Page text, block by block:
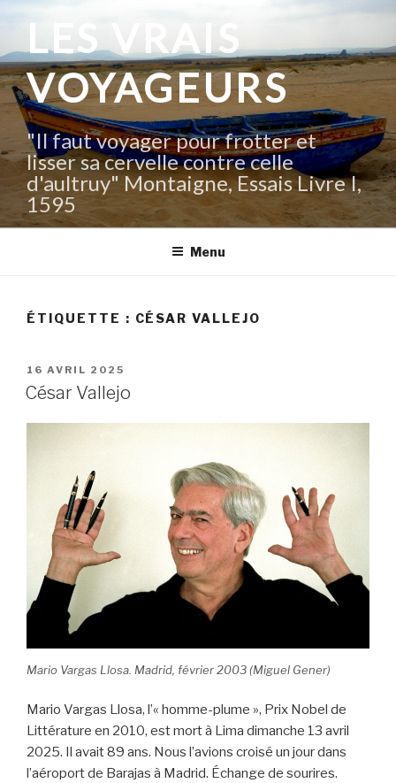
contenu
principal
LES VRAIS
VOYAGEURS
"Il faut voyager pour frotter et
lisser sa cervelle contre celle
d'aultruy" Montaigne, Essais Livre I,
1595
Menu
ÉTIQUETTE : CÉSAR VALLEJO
PUBLIÉ
LE
16 AVRIL 2025
César Vallejo
Mario Vargas Llosa. Madrid, février 2003 (Miguel Gener)
Mario Vargas Llosa, l’« homme-plume », Prix Nobel de
Littérature en 2010, est mort à Lima dimanche 13 avril
2025. Il avait 89 ans. Nous l’avions croisé un jour dans
l’aéroport de Barajas à Madrid. Échange de sourires.